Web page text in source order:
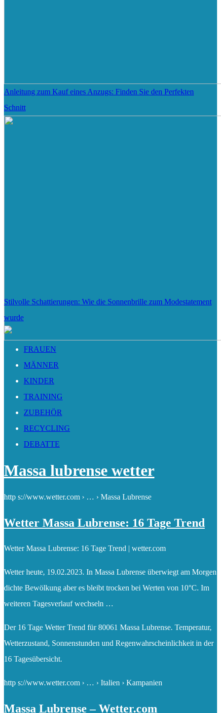
Anleitung zum Kauf eines Anzugs: Finden Sie den Perfekten
Schnitt
Stilvolle Schattierungen: Wie die Sonnenbrille zum Modestatement
wurde
FRAUEN
MÄNNER
KINDER
TRAINING
ZUBEHÖR
RECYCLING
DEBATTE
Massa lubrense wetter
http s://www.wetter.com › … › Massa Lubrense
Wetter Massa Lubrense: 16 Tage Trend
Wetter Massa Lubrense: 16 Tage Trend | wetter.com
Wetter heute, 19.02.2023. In Massa Lubrense überwiegt am Morgen
dichte Bewölkung aber es bleibt trocken bei Werten von 10°C. Im
weiteren Tagesverlauf wechseln …
Der 16 Tage Wetter Trend für 80061 Massa Lubrense. Temperatur,
Wetterzustand, Sonnenstunden und Regenwahrscheinlichkeit in der
16 Tagesübersicht.
http s://www.wetter.com › … › Italien › Kampanien
Massa Lubrense – Wetter.com